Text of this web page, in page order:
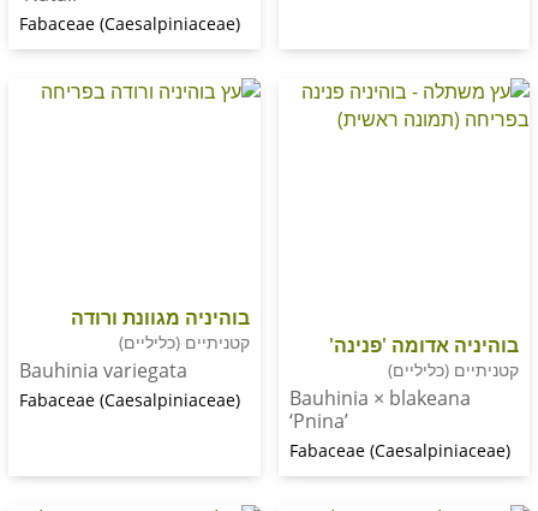
Fabaceae (Caesalpiniaceae)
'פנינה'
Bauhinia ×
Fabaceae
בוהיניה מגוונת ורודה
קטניתיים (כליליים)
Bauhinia variegata
Fabaceae (Caesalpiniaceae)